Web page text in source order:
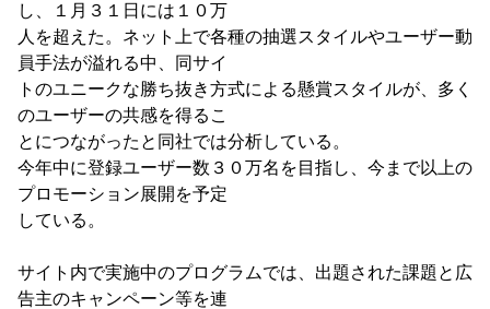
し、１月３１日には１０万
人を超えた。ネット上で各種の抽選スタイルやユーザー動
員手法が溢れる中、同サイ
トのユニークな勝ち抜き方式による懸賞スタイルが、多く
のユーザーの共感を得るこ
とにつながったと同社では分析している。
今年中に登録ユーザー数３０万名を目指し、今まで以上の
プロモーション展開を予定
している。
サイト内で実施中のプログラムでは、出題された課題と広
告主のキャンペーン等を連